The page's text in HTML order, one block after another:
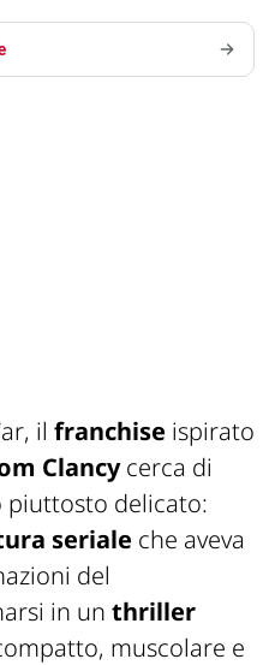
, il franchise ispirato
Clancycerca di
piuttosto delicato:
seriale che aveva
del
in un thriller
muscolare e